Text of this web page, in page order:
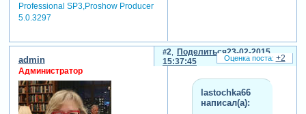
Professional SP3,Proshow Producer
5.0.3297
увидеть ссылки
Поделиться
2
23-02-2015
15:37:45
admin
Администратор
lastochka66
написал(а):
+2